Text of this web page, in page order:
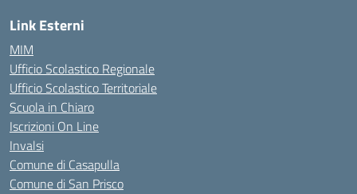
Link Esterni
MIM
Ufficio Scolastico Regionale
Ufficio Scolastico Territoriale
Scuola in Chiaro
Iscrizioni On Line
Invalsi
Comune di Casapulla
Comune di San Prisco